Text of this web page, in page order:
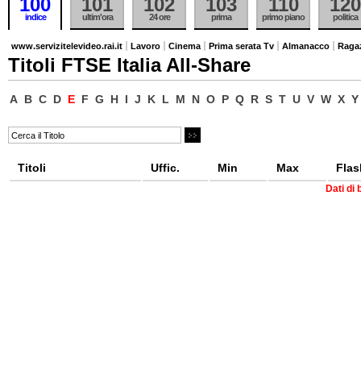
100
indice
101
ultim'ora
102
24 ore
103
prima
110
primo piano
120
politica
www.servizitelevideo.rai.it Lavoro Cinema Prima serata Tv Almanacco
Titoli FTSE Italia All-Share
A B C D E F G H I J K L M N O P Q R S T U V W X Y
Titoli Uffic. Min Max
Dati di